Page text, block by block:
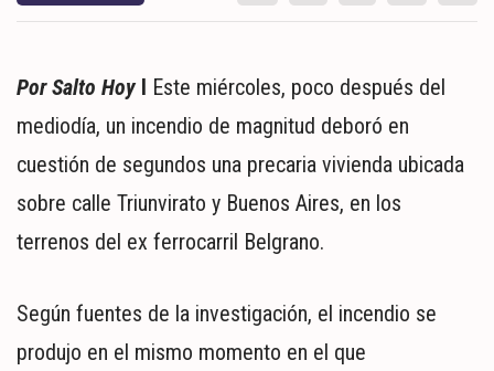
ECONOMÍA
MUNDO
POLÍTICA
ESPECTÁCULOS
NACIONALES
Por Salto Hoy I Este miércoles, poco después del
mediodía, un incendio de magnitud deboró en
cuestión de segundos una precaria vivienda ubicada
sobre calle Triunvirato y Buenos Aires, en los
terrenos del ex ferrocarril Belgrano.
Según fuentes de la investigación, el incendio se
produjo en el mismo momento en el que